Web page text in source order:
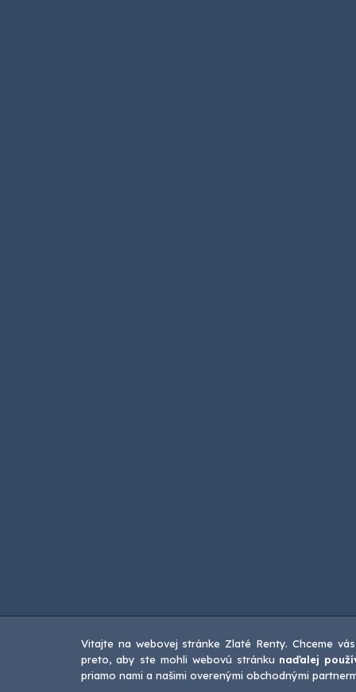
Vitajte na webovej stránke Zlaté Renty. Chceme
preto, aby ste mohli webovú stránku naďalej
priamo nami a našimi overenými obchodnými